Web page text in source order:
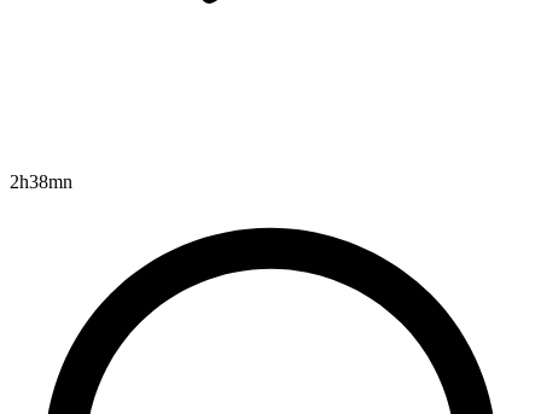
2h38mn